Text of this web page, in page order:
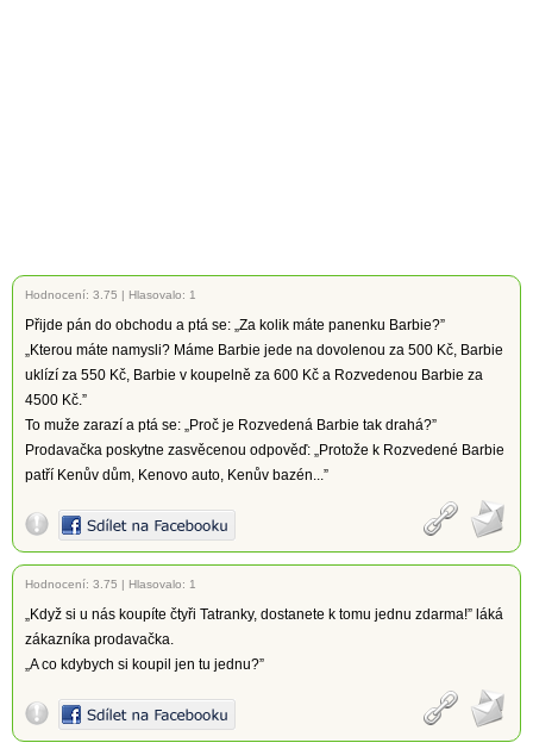
Hodnocení: 3.75 | Hlasovalo: 1
Přijde pán do obchodu a ptá se: „Za kolik máte panenku Barbie?”
„Kterou máte namysli? Máme Barbie jede na dovolenou za 500 Kč, Barbie
uklízí za 550 Kč, Barbie v koupelně za 600 Kč a Rozvedenou Barbie za
4500 Kč.”
To muže zarazí a ptá se: „Proč je Rozvedená Barbie tak drahá?”
Prodavačka poskytne zasvěcenou odpověď: „Protože k Rozvedené Barbie
patří Kenův dům, Kenovo auto, Kenův bazén...”
Hodnocení: 3.75 | Hlasovalo: 1
„Když si u nás koupíte čtyři Tatranky, dostanete k tomu jednu zdarma!” láká
zákazníka prodavačka.
„A co kdybych si koupil jen tu jednu?”